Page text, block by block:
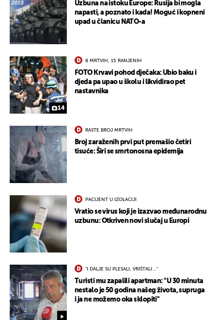
Uzbuna na istoku Europe: Rusija bi mogla
napasti, a poznato i kada! Moguć i kopneni
upad u članicu NATO-a
14
8 MRTVIH, 15 RANJENIH
FOTO Krvavi pohod dječaka: Ubio baku i
djeda pa upao u školu i likvidirao pet
nastavnika
RASTE BROJ MRTVIH
Broj zaraženih prvi put premašio četiri
tisuće: Širi se smrtonosna epidemija
PACIJENT U IZOLACIJI
Vratio se virus koji je izazvao međunarodnu
uzbunu: Otkriven novi slučaj u Europi
"I DALJE SU PLESALI, VRIŠTALI..."
Turisti mu zapalili apartman: "U 30 minuta
nestalo je 50 godina našeg života, supruga
i ja ne možemo oka sklopiti"